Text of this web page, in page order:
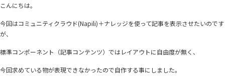
こんにちは。
今回はコミュニティクラウド(Napili)＋ナレッジを使って記事を表示させたいのです
が、
標準コンポーネント（記事コンテンツ）ではレイアウトに自由度が無く、
今回求めている物が表現できなかったので自作する事にしました。